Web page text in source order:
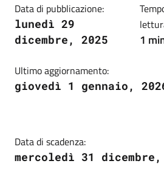
Data di pubblicazione:
lunedì 29
dicembre, 2025
1
Ultimo aggiornamento:
giovedì 1 gennaio,
Data di scadenza:
mercoledì 31 dicembre,